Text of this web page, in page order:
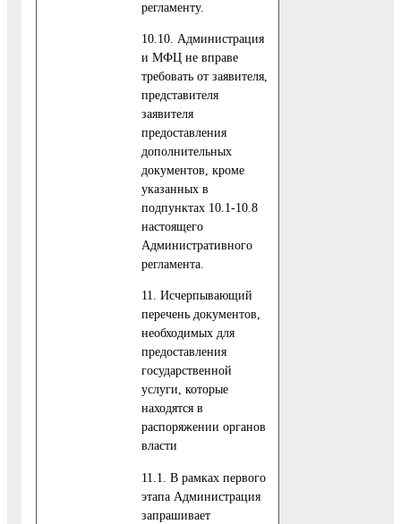
регламенту.
10.10. Администрация
и МФЦ не вправе
требовать от заявителя,
представителя
заявителя
предоставления
дополнительных
документов, кроме
указанных в
подпунктах 10.1-10.8
настоящего
Административного
регламента.
11. Исчерпывающий
перечень документов,
необходимых для
предоставления
государственной
услуги, которые
находятся в
распоряжении органов
власти
11.1. В рамках первого
этапа Администрация
запрашивает